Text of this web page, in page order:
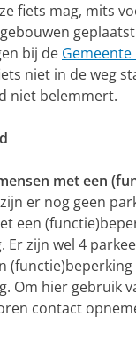
fiets mag, mits
bij de
niet in de weg
niet belemmert.
met een
er nog geen
een
Er zijn wel 4
Om hier gebruik
contact